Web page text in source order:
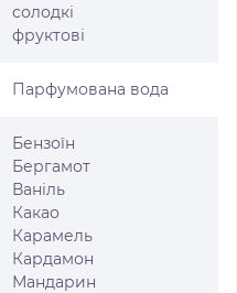
солодкі
фруктові
Парфумована вода
Бензоїн
Бергамот
Ваніль
Какао
Карамель
Кардамон
Мандарин